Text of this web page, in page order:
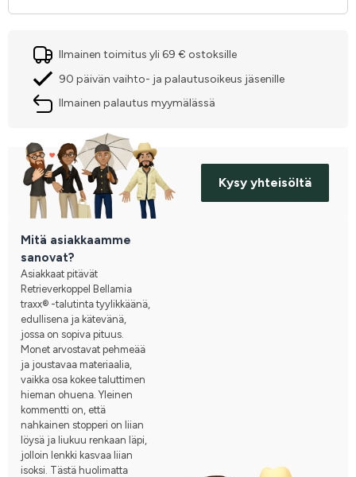
Ilmainen toimitus yli 69 € ostoksille
90 päivän vaihto- ja palautusoikeus jäsenille
Ilmainen palautus myymälässä
Kysy yhteisöltä
Mitä asiakkaamme
sanovat?
Asiakkaat pitävät
Retrieverkoppel Bellamia
traxx® -talutinta tyylikkäänä,
edullisena ja kätevänä,
jossa on sopiva pituus.
Monet arvostavat pehmeää
ja joustavaa materiaalia,
vaikka osa kokee taluttimen
hieman ohuena. Yleinen
kommentti on, että
nahkainen stopperi on liian
löysä ja liukuu renkaan läpi,
jolloin lenkki kasvaa liian
isoksi. Tästä huolimatta